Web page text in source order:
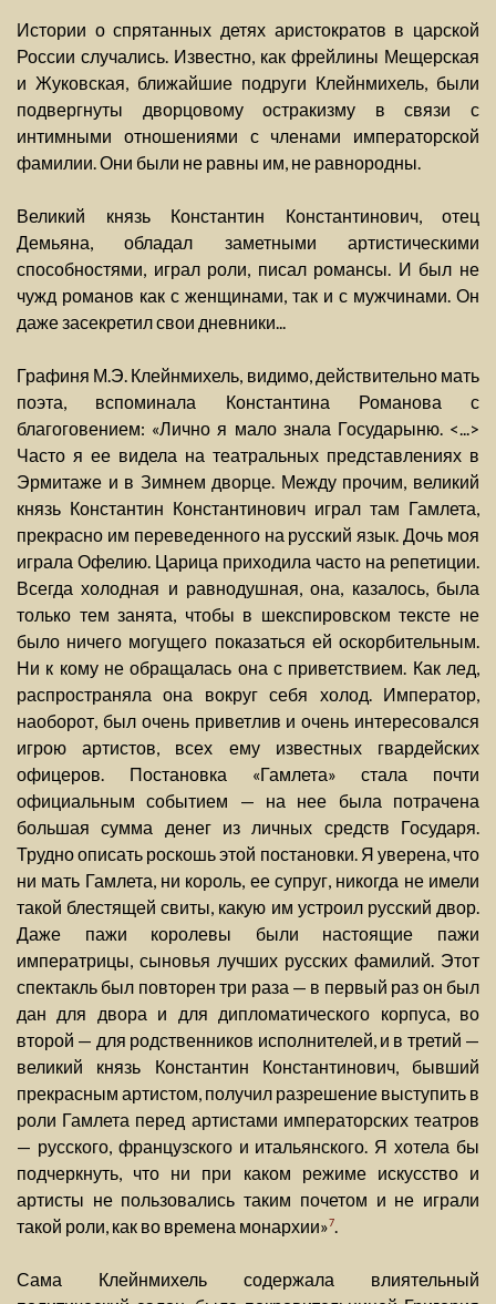
Истории о спрятанных детях аристократов в царской
России случались. Известно, как фрейлины Мещерская
и Жуковская, ближайшие подруги Клейнмихель, были
подвергнуты дворцовому остракизму в связи с
интимными отношениями с членами императорской
фамилии. Они были не равны им, не равнородны.
Великий князь Константин Константинович, отец
Демьяна, обладал заметными артистическими
способностями, играл роли, писал романсы. И был не
чужд романов как с женщинами, так и с мужчинами. Он
даже засекретил свои дневники...
Графиня М.Э. Клейнмихель, видимо, действительно мать
поэта, вспоминала Константина Романова с
благоговением: «Лично я мало знала Государыню. <...>
Часто я ее видела на театральных представлениях в
Эрмитаже и в Зимнем дворце. Между прочим, великий
князь Константин Константинович играл там Гамлета,
прекрасно им переведенного на русский язык. Дочь моя
играла Офелию. Царица приходила часто на репетиции.
Всегда холодная и равнодушная, она, казалось, была
только тем занята, чтобы в шекспировском тексте не
было ничего могущего показаться ей оскорбительным.
Ни к кому не обращалась она с приветствием. Как лед,
распространяла она вокруг себя холод. Император,
наоборот, был очень приветлив и очень интересовался
игрою артистов, всех ему известных гвардейских
офицеров. Постановка «Гамлета» стала почти
официальным событием — на нее была потрачена
большая сумма денег из личных средств Государя.
Трудно описать роскошь этой постановки. Я уверена, что
ни мать Гамлета, ни король, ее супруг, никогда не имели
такой блестящей свиты, какую им устроил русский двор.
Даже пажи королевы были настоящие пажи
императрицы, сыновья лучших русских фамилий. Этот
спектакль был повторен три раза — в первый раз он был
дан для двора и для дипломатического корпуса, во
второй — для родственников исполнителей, и в третий —
великий князь Константин Константинович, бывший
прекрасным артистом, получил разрешение выступить в
роли Гамлета перед артистами императорских театров
— русского, французского и итальянского. Я хотела бы
подчеркнуть, что ни при каком режиме искусство и
артисты не пользовались таким почетом и не играли
такой роли, как во времена монархии»7.
Сама Клейнмихель содержала влиятельный